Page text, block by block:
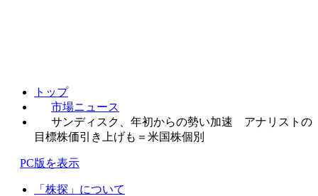
トップ
市場ニュース
サンディスク、年初からの勢い加速 アナリストの
目標株価引き上げも＝米国株個別
PC版を表示
「株探」について